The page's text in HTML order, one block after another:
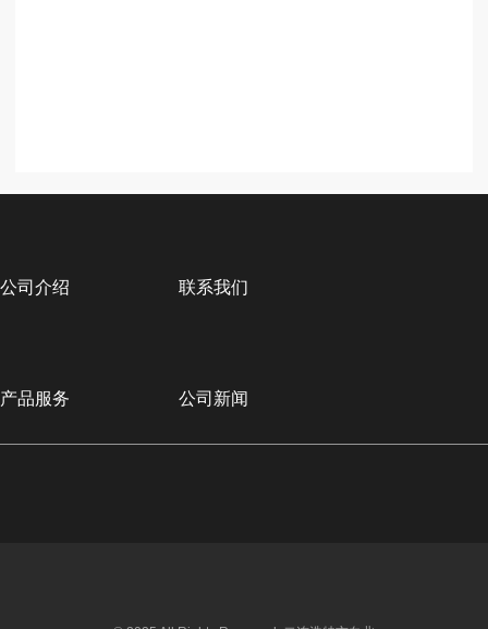
公司介绍 联系我们
产品服务 公司新闻